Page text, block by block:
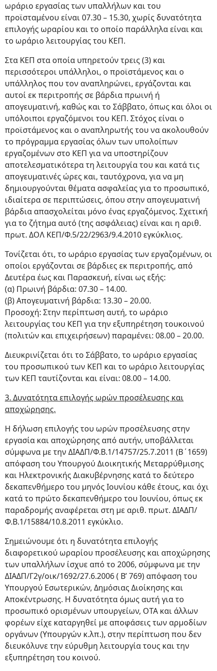
ωράριο εργασίας των υπαλλήλων και του
προϊσταμένου είναι 07.30 – 15.30, χωρίς δυνατότητα
επιλογής ωραρίου και το οποίο παράλληλα είναι και
το ωράριο λειτουργίας του ΚΕΠ.
Στα ΚΕΠ στα οποία υπηρετούν τρεις (3) και
περισσότεροι υπάλληλοι, ο προϊστάμενος και ο
υπάλληλος που τον αναπληρώνει, εργάζονται και
αυτοί εκ περιτροπής σε βάρδια πρωινή ή
απογευματινή, καθώς και το Σάββατο, όπως και όλοι οι
υπόλοιποι εργαζόμενοι του ΚΕΠ. Στόχος είναι ο
προϊστάμενος και ο αναπληρωτής του να ακολουθούν
το πρόγραμμα εργασίας όλων των υπολοίπων
εργαζομένων στο ΚΕΠ για να υποστηρίζουν
αποτελεσματικότερα τη λειτουργία του και κατά τις
απογευματινές ώρες και, ταυτόχρονα, για να μη
δημιουργούνται θέματα ασφαλείας για το προσωπικό,
ιδιαίτερα σε περιπτώσεις, όπου στην απογευματινή
βάρδια απασχολείται μόνο ένας εργαζόμενος. Σχετική
για το ζήτημα αυτό (της ασφάλειας) είναι και η αριθ.
πρωτ. ΔΟΛ ΚΕΠ/Φ.5/22/2963/9.4.2010 εγκύκλιος.
Τονίζεται ότι, το ωράριο εργασίας των εργαζομένων, οι
οποίοι εργάζονται σε βάρδιες εκ περιτροπής, από
Δευτέρα έως και Παρασκευή, είναι ως εξής:
(α) Πρωινή βάρδια: 07.30 – 14.00.
(β) Απογευματινή βάρδια: 13.30 – 20.00.
Προσοχή: Στην περίπτωση αυτή, το ωράριο
λειτουργίας του ΚΕΠ για την εξυπηρέτηση τουκοινού
(πολιτών και επιχειρήσεων) παραμένει: 08.00 – 20.00.
Διευκρινίζεται ότι το Σάββατο, το ωράριο εργασίας
του προσωπικού των ΚΕΠ και το ωράριο λειτουργίας
των ΚΕΠ ταυτίζονται και είναι: 08.00 – 14.00.
3. Δυνατότητα επιλογής ωρών προσέλευσης και
αποχώρησης.
Η δήλωση επιλογής του ωρών προσέλευσης στην
εργασία και αποχώρησης από αυτήν, υποβάλλεται
σύμφωνα με την ΔΙΑΔΠ/Φ.Β.1/14757/25.7.2011 (Β΄1659)
απόφαση του Υπουργού Διοικητικής Μεταρρύθμισης
και Ηλεκτρονικής Διακυβέρνησης κατά το δεύτερο
δεκαπενθήμερο του μηνός Ιουνίου κάθε έτους, και όχι
κατά το πρώτο δεκαπενθήμερο του Ιουνίου, όπως εκ
παραδρομής αναφέρεται στη με αριθ. πρωτ. ΔΙΑΔΠ/
Φ.Β.1/15884/10.8.2011 εγκύκλιο.
Σημειώνουμε ότι η δυνατότητα επιλογής
διαφορετικού ωραρίου προσέλευσης και αποχώρησης
των υπαλλήλων ίσχυε από το 2006, σύμφωνα με την
ΔΙΑΔΠ/Γ2γ/οικ/1692/27.6.2006 ( Β’ 769) απόφαση του
Υπουργού Εσωτερικών, Δημόσιας Διοίκησης και
Αποκέντρωσης. Η δυνατότητα όμως αυτή για το
προσωπικό ορισμένων υπουργείων, ΟΤΑ και άλλων
φορέων είχε καταργηθεί με αποφάσεις των αρμοδίων
οργάνων (Υπουργών κ.λπ.), στην περίπτωση που δεν
διευκόλυνε την εύρυθμη λειτουργία τους και την
εξυπηρέτηση του κοινού.